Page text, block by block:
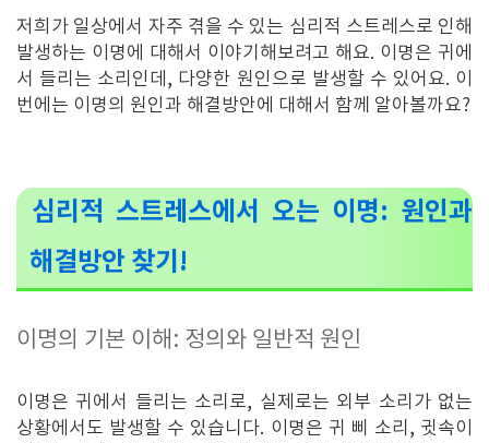
저희가 일상에서 자주 겪을 수 있는 심리적 스트레스로 인해
발생하는 이명에 대해서 이야기해보려고 해요. 이명은 귀에
서 들리는 소리인데, 다양한 원인으로 발생할 수 있어요. 이
번에는 이명의 원인과 해결방안에 대해서 함께 알아볼까요?
심리적 스트레스에서 오는 이명: 원인과
해결방안 찾기!
이명의 기본 이해: 정의와 일반적 원인
이명은 귀에서 들리는 소리로, 실제로는 외부 소리가 없는
상황에서도 발생할 수 있습니다. 이명은 귀 삐 소리, 귓속이